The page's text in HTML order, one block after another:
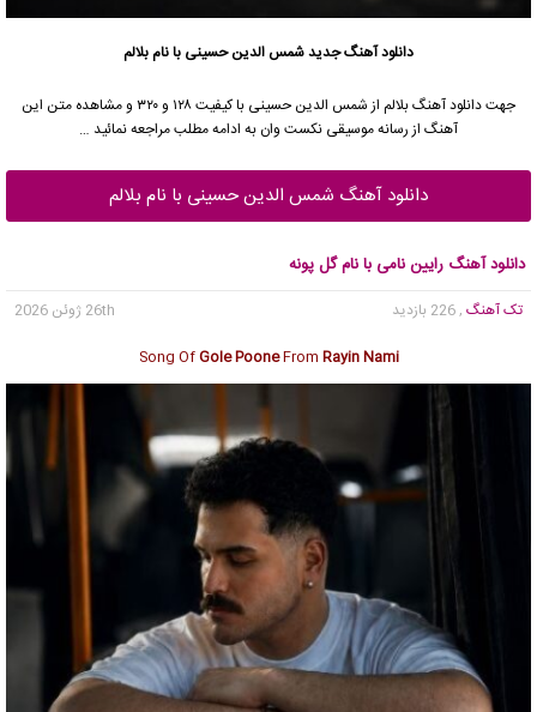
دانلود آهنگ جدیدشمس الدین حسینی با نام بلالم
جهت دانلود آهنگ بلالم از شمس الدین حسینی با کیفیت ۱۲۸ و ۳۲۰ و مشاهده متن این
آهنگ از رسانه موسیقی نکست وان به ادامه مطلب مراجعه نمائید …
دانلود آهنگ شمس الدین حسینی با نام بلالم
دانلود آهنگ رایین نامی با نام گل پونه
تک آهنگ , 226 بازدید
26th ژوئن 2026
Song OfGole PooneFrom Rayin Nami